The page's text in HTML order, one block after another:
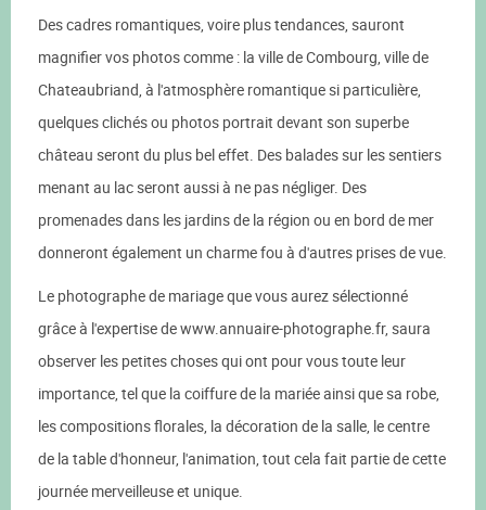
Des cadres romantiques, voire plus tendances, sauront
magnifier vos photos comme : la ville de Combourg, ville de
Chateaubriand, à l'atmosphère romantique si particulière,
quelques clichés ou photos portrait devant son superbe
château seront du plus bel effet. Des balades sur les sentiers
menant au lac seront aussi à ne pas négliger. Des
promenades dans les jardins de la région ou en bord de mer
donneront également un charme fou à d'autres prises de vue.
Le photographe de mariage que vous aurez sélectionné
grâce à l'expertise de www.annuaire-photographe.fr, saura
observer les petites choses qui ont pour vous toute leur
importance, tel que la coiffure de la mariée ainsi que sa robe,
les compositions florales, la décoration de la salle, le centre
de la table d'honneur, l'animation, tout cela fait partie de cette
journée merveilleuse et unique.